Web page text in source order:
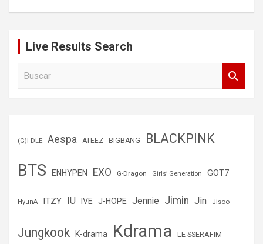
Live Results Search
(G)I-DLE Aespa ATEEZ BIGBANG BLACKPINK
BTS ENHYPEN EXO G-Dragon Girls’ Generation GOT7
HyunA ITZY IU IVE J-HOPE Jennie Jimin Jin Jisoo
Jungkook K-drama Kdrama LE SSERAFIM